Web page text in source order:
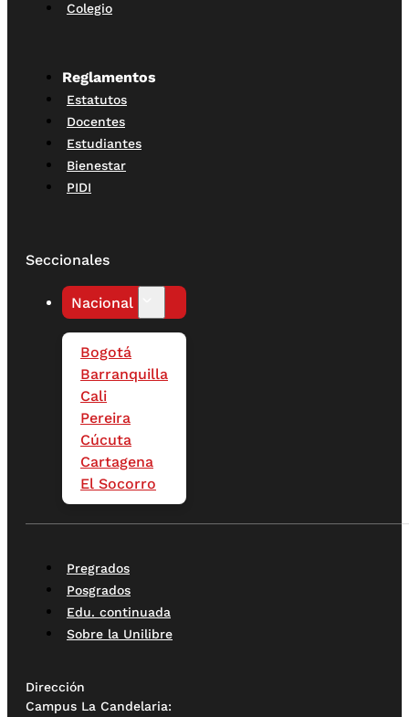
Colegio
Reglamentos
Estatutos
Docentes
Estudiantes
Bienestar
PIDI
Seccionales
Nacional
Bogotá
Barranquilla
Cali
Pereira
Cúcuta
Cartagena
El Socorro
Pregrados
Posgrados
Edu. continuada
Sobre la Unilibre
Dirección
Campus La Candelaria: